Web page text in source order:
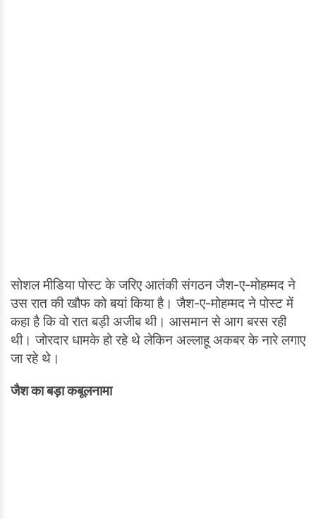
सोशल मीडिया पोस्ट के जरिए आतंकी संगठन जैश-ए-मोहम्मद ने
उस रात की खौफ को बयां किया है। जैश-ए-मोहम्मद ने पोस्ट में
कहा है कि वो रात बड़ी अजीब थी। आसमान से आग बरस रही
थी। जोरदार धामके हो रहे थे लेकिन अल्लाहू अकबर के नारे लगाए
जा रहे थे।
जैश का बड़ा कबूलनामा